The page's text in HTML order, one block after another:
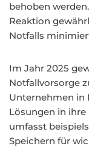
behoben
Reaktion
Notfalls
Im Jahr 2025
Notfallvorsorge
Unternehmen in
Lösungen in
umfasst
Speichern für